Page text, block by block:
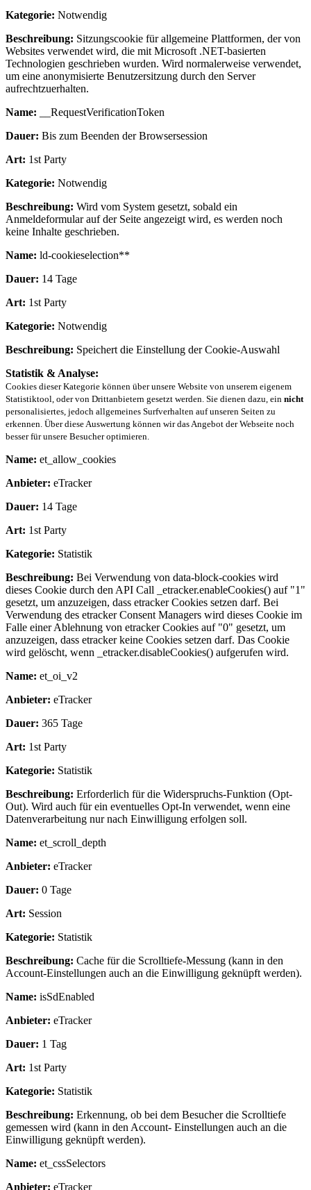
Kategorie: Notwendig
Beschreibung: Sitzungscookie für allgemeine Plattformen, der von
Websites verwendet wird, die mit Microsoft .NET-basierten
Technologien geschrieben wurden. Wird normalerweise verwendet,
um eine anonymisierte Benutzersitzung durch den Server
aufrechtzuerhalten.
Name: __RequestVerificationToken
Dauer: Bis zum Beenden der Browsersession
Art: 1st Party
Kategorie: Notwendig
Beschreibung: Wird vom System gesetzt, sobald ein
Anmeldeformular auf der Seite angezeigt wird, es werden noch
keine Inhalte geschrieben.
Name: ld-cookieselection**
Dauer: 14 Tage
Art: 1st Party
Kategorie: Notwendig
Beschreibung: Speichert die Einstellung der Cookie-Auswahl
Statistik & Analyse:
Cookies dieser Kategorie können über unsere Website von unserem eigenem
Statistiktool, oder von Drittanbietern gesetzt werden. Sie dienen dazu, ein nicht
personalisiertes, jedoch allgemeines Surfverhalten auf unseren Seiten zu
erkennen. Über diese Auswertung können wir das Angebot der Webseite noch
besser für unsere Besucher optimieren.
Name: et_allow_cookies
Anbieter: eTracker
Dauer: 14 Tage
Art: 1st Party
Kategorie: Statistik
Beschreibung: Bei Verwendung von data-block-cookies wird
dieses Cookie durch den API Call _etracker.enableCookies() auf "1"
gesetzt, um anzuzeigen, dass etracker Cookies setzen darf. Bei
Verwendung des etracker Consent Managers wird dieses Cookie im
Falle einer Ablehnung von etracker Cookies auf "0" gesetzt, um
anzuzeigen, dass etracker keine Cookies setzen darf. Das Cookie
wird gelöscht, wenn _etracker.disableCookies() aufgerufen wird.
Name: et_oi_v2
Anbieter: eTracker
Dauer: 365 Tage
Art: 1st Party
Kategorie: Statistik
Beschreibung: Erforderlich für die Widerspruchs-Funktion (Opt-
Out). Wird auch für ein eventuelles Opt-In verwendet, wenn eine
Datenverarbeitung nur nach Einwilligung erfolgen soll.
Name: et_scroll_depth
Anbieter: eTracker
Dauer: 0 Tage
Art: Session
Kategorie: Statistik
Beschreibung: Cache für die Scrolltiefe-Messung (kann in den
Account-Einstellungen auch an die Einwilligung geknüpft werden).
Name: isSdEnabled
Anbieter: eTracker
Dauer: 1 Tag
Art: 1st Party
Kategorie: Statistik
Beschreibung: Erkennung, ob bei dem Besucher die Scrolltiefe
gemessen wird (kann in den Account- Einstellungen auch an die
Einwilligung geknüpft werden).
Name: et_cssSelectors
Anbieter: eTracker